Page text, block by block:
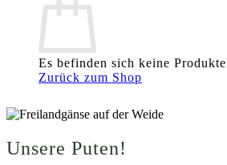
Es befinden sich keine
Zurück zum Shop
Unsere Puten!